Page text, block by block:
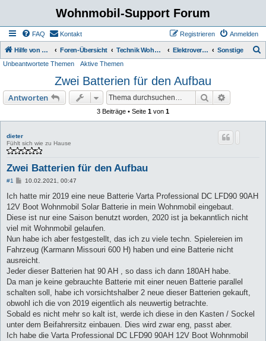
Wohnmobil-Support Forum
FAQ Kontakt Anmelden
Registrieren
Hilfe von Womo Fans für Womo Besitzer Foren-Übersicht Technik Wohnmobil Elektroversorgung Sonstige
Unbeantwortete Themen Aktive Themen
Zwei Batterien für den Aufbau
Antworten Suche
3 Beiträge • Seite 1 von 1
dieter
Fühlt sich wie zu Hause
Zwei Batterien für den Aufbau
#1
B
i
r
a
10.02.2021, 00:47
Ich hatte mir 2019 eine neue Batterie Varta Professional DC LFD90 90AH
12V Boot Wohnmobil Solar Batterie in mein Wohnmobil eingebaut.
Diese ist nur eine Saison benutzt worden, 2020 ist ja bekanntlich nicht
viel mit Wohnmobil gelaufen.
Nun habe ich aber festgestellt, das ich zu viele techn. Spielereien im
Fahrzeug (Karmann Missouri 600 H) haben und eine Batterie nicht
ausreicht.
Jeder dieser Batterien hat 90 AH , so dass ich dann 180AH habe.
Da man je keine gebrauchte Batterie mit einer neuen Batterie parallel
schalten soll, habe ich vorsichtshalber 2 neue dieser Batterien gekauft,
obwohl ich die von 2019 eigentlich als neuwertig betrachte.
Sobald es nicht mehr so kalt ist, werde ich diese in den Kasten / Sockel
unter dem Beifahrersitz einbauen. Dies wird zwar eng, passt aber.
Ich habe die Varta Professional DC LFD90 90AH 12V Boot Wohnmobil